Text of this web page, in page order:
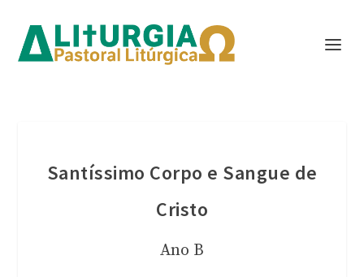
Santíssimo Corpo e Sangue de
Cristo
Ano B